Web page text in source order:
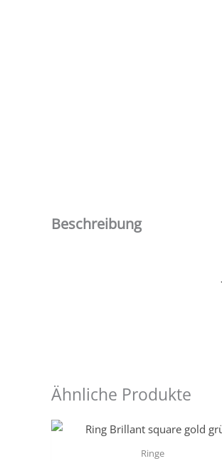
Beschreibung
Ähnliche Produkte
Ringe